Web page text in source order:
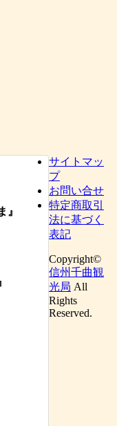
』
』
サイトマッ
プ
お問い合せ
特定商取引
法に基づく
表記
Copyright©
信州千曲観
光局 All
Rights
Reserved.